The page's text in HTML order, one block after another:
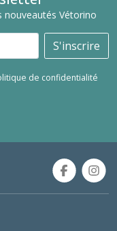
nouveautés Vétorino
S'inscrire
de confidentialité